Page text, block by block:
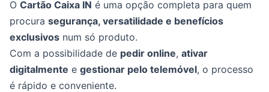
O Cartão Caixa IN é uma opção completa para quem
procura segurança, versatilidade e benefícios
exclusivos num só produto.
Com a possibilidade de pedir online, ativar
digitalmente e gestionar pelo telemóvel, o processo
é rápido e conveniente.